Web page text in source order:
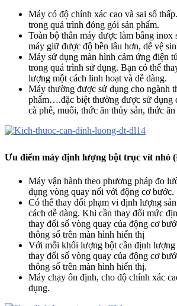
Máy có độ chính xác cao và sai số
trong quá trình đóng gói sản phẩm.
Toàn bộ thân máy được làm bằng inox
máy giữ được độ bền lâu hơn, dễ vệ
Máy sử dụng màn hình cảm ứng điện
trong quá trình sử dụng. Bạn có thể
lượng một cách linh hoạt và dễ dàng.
Máy thường được sử dụng cho ngành
phẩm….đặc biệt thường được sử dụng
cà phê, muối, thức ăn thủy sản, thức
Ưu điểm máy định lượng bột trục vít nhỏ
Máy vận hành theo phương pháp đo
dụng vòng quay nối với động cơ bước.
Có thể thay đổi phạm vi định lượng
cách dễ dàng. Khi cần thay đổi mức
thay đổi số vòng quay của động cơ
thông số trên màn hình hiển thị
Với mỗi khối lượng bột cần định lượng
thay đổi số vòng quay của động cơ
thông số trên màn hình hiển thị.
Máy chạy ổn định, cho độ chính xác
dụng.